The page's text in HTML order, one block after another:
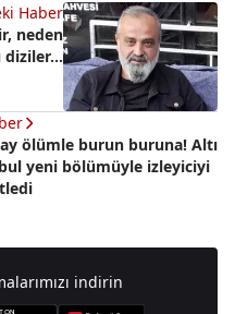
Haber
neden
diziler...
ölümle burun buruna! Altı
yeni bölümüyle izleyiciyi
indirin